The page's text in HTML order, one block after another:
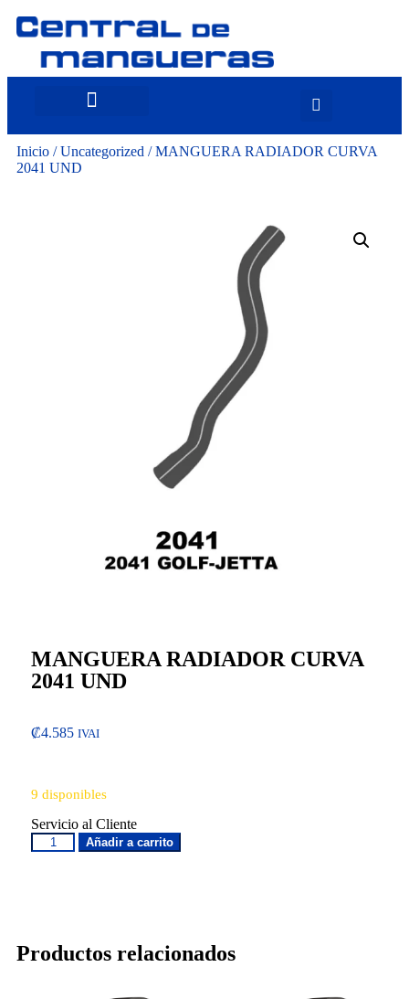
Inicio /Uncategorized / MANGUERA RADIADOR CURVA
2041 UND
MANGUERA RADIADOR CURVA
2041 UND
₡4.585 IVAI
9 disponibles
Servicio al Cliente
Añadir a carrito
Productos relacionados